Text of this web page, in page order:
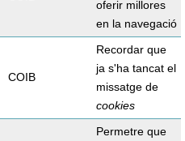
oferir millores
en la navegació
COIB
Recordar que
ja s'ha tancat el
missatge de
cookies
Permetre que